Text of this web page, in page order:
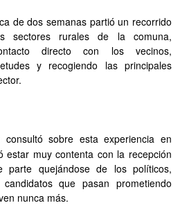
de dos semanas partió un recorrido
sectores rurales de la comuna,
directo con los vecinos,
y recogiendo las principales
consultó sobre esta experiencia en
estar muy contenta con la recepción
parte quejándose de los políticos,
que pasan prometiendo
nunca más.